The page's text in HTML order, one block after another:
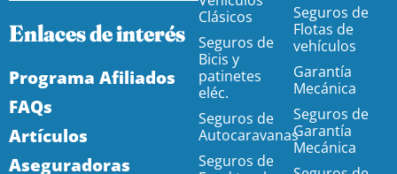
Enlaces de interés
Programa Afiliados
FAQs
Artículos
Aseguradoras
Clásicos
Seguros de
Bicis y
patinetes
eléc.
Seguros de
Autocaravanas
Seguros de
Seguros de
Flotas de
vehículos
Garantía
Mecánica
Seguros de
Garantía
Mecánica